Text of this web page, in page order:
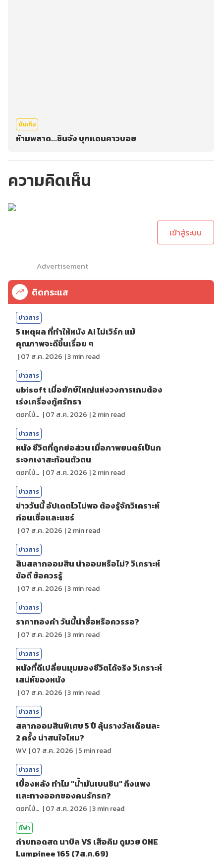
บันเทิง
ห้ามพลาด...ชินจัง บุกแดนคาวบอย
ความคิดเห็น
เข้าสู่ระบบ
Advertisement
ติดกระแส
ข่าวสาร
5 เหตุผล ที่ทำให้หนัง AI ไม่เวิร์ก แม้
คุณภาพจะดีขึ้นเรื่อย ๆ
|07 ส.ค. 2026 |3min read
ข่าวสาร
ubisoft เมื่อยักษ์ใหญ่แห่งวงการเกมต้อง
เร่งเครื่องกู้ศรัทธา
ดอกไม้กับสายน้ำ |07 ส.ค. 2026 |2 min read
ข่าวสาร
หนัง ชีวิตที่ถูกย่อส่วน เมื่อภาพยนตร์เป็นก
ระจกเงาสะท้อนตัวตน
ดอกไม้กับสายน้ำ |07 ส.ค. 2026 |2 min read
ข่าวสาร
ข่าววันนี้ อัปเดตไวไม่พอ ต้องรู้จักวิเคราะห์
ก่อนเชื่อและแชร์
|07 ส.ค. 2026 |2 min read
ข่าวสาร
สินสลากออมสิน น่าออมหรือไม่? วิเคราะห์
ข้อดี ข้อควรรู้
|07 ส.ค. 2026 |3min read
ข่าวสาร
ราคาทองคํา วันนี้น่าซื้อหรือควรรอ?
|07 ส.ค. 2026 |3min read
ข่าวสาร
หนังที่ดีเปลี่ยนมุมมองชีวิตได้จริง วิเคราะห์
เสน่ห์ของหนัง
|07 ส.ค. 2026 |3min read
ข่าวสาร
สลากออมสินพิเศษ 5 ปี ลุ้นรางวัลเดือนละ
2 ครั้ง น่าสนใจไหม?
WV |07 ส.ค. 2026 |5 min read
ข่าวสาร
เบื้องหลัง ทำไม "น้ำมันเบนซิน" ถึงแพง
และทางออกของคนรักรถ?
ดอกไม้กับสายน้ำ |07 ส.ค. 2026 |3min read
กีฬา
ถ่ายทอดสด นาบิล VS เสือคิม ดูมวย ONE
Lumpinee 165 (7ส.ค.69)